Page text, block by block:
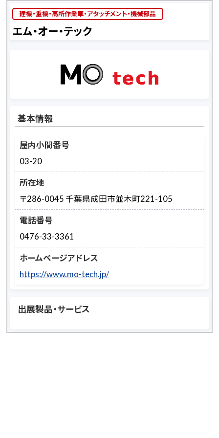
建機・重機・高所作業車・アタッチメント・機械部品
エム・オー・テック
基本情報
屋内小間番号
03-20
所在地
〒286-0045 千葉県成田市並木町221-105
電話番号
0476-33-3361
ホームページアドレス
https://www.mo-tech.jp/
出展製品・サービス